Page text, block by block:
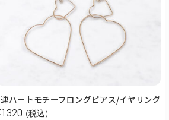
ハートモチーフロングピアス/イヤリング
1320 (税込)